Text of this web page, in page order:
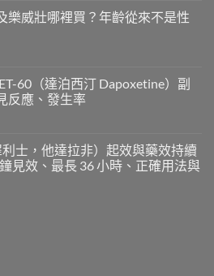
樂威壯哪裡買？年齡從來不是性
60（達泊西汀 Dapoxetine）副
反應、發生率
士，他達拉非）起效與藥效持續
見效、最長 36 小時、正確用法與